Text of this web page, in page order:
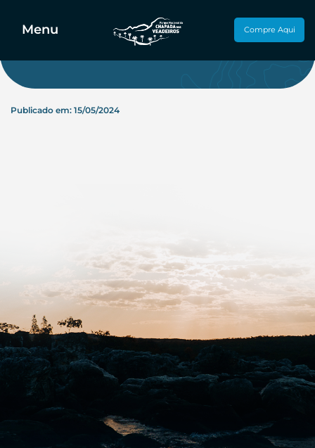
Menu Compre Aqui
Carlos H. Atrona
Publicado em: 15/05/2024